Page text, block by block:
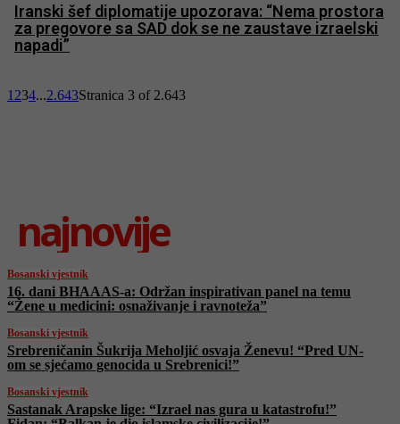
Iranski šef diplomatije upozorava: “Nema prostora
za pregovore sa SAD dok se ne zaustave izraelski
napadi”
1 234...2.643Stranica 3 of 2.643
najnovije
Bosanski vjestnik
16. dani BHAAAS-a: Održan inspirativan panel na temu
“Žene u medicini: osnaživanje i ravnoteža”
Bosanski vjestnik
Srebreničanin Šukrija Meholjić osvaja Ženevu! “Pred UN-
om se sjećamo genocida u Srebrenici!”
Bosanski vjestnik
Sastanak Arapske lige: “Izrael nas gura u katastrofu!”